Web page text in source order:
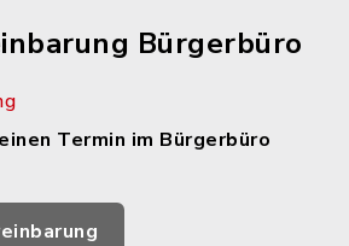
Bürgerbüro
Termin im Bürgerbüro